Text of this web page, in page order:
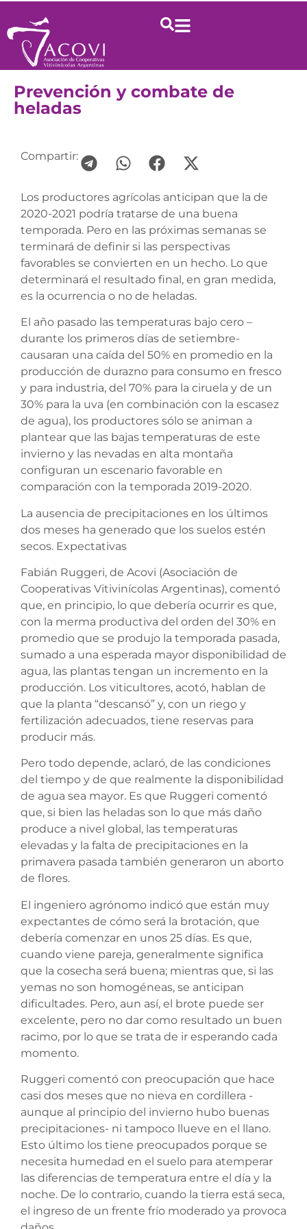
Prevención y combate de
heladas
Compartir:
Los productores agrícolas anticipan que la de
2020-2021 podría tratarse de una buena
temporada. Pero en las próximas semanas se
terminará de definir si las perspectivas
favorables se convierten en un hecho. Lo que
determinará el resultado final, en gran medida,
es la ocurrencia o no de heladas.
El año pasado las temperaturas bajo cero –
durante los primeros días de setiembre-
causaran una caída del 50% en promedio en la
producción de durazno para consumo en fresco
y para industria, del 70% para la ciruela y de un
30% para la uva (en combinación con la escasez
de agua), los productores sólo se animan a
plantear que las bajas temperaturas de este
invierno y las nevadas en alta montaña
configuran un escenario favorable en
comparación con la temporada 2019-2020.
La ausencia de precipitaciones en los últimos
dos meses ha generado que los suelos estén
secos. Expectativas
Fabián Ruggeri, de Acovi (Asociación de
Cooperativas Vitivinícolas Argentinas), comentó
que, en principio, lo que debería ocurrir es que,
con la merma productiva del orden del 30% en
promedio que se produjo la temporada pasada,
sumado a una esperada mayor disponibilidad de
agua, las plantas tengan un incremento en la
producción. Los viticultores, acotó, hablan de
que la planta “descansó” y, con un riego y
fertilización adecuados, tiene reservas para
producir más.
Pero todo depende, aclaró, de las condiciones
del tiempo y de que realmente la disponibilidad
de agua sea mayor. Es que Ruggeri comentó
que, si bien las heladas son lo que más daño
produce a nivel global, las temperaturas
elevadas y la falta de precipitaciones en la
primavera pasada también generaron un aborto
de flores.
El ingeniero agrónomo indicó que están muy
expectantes de cómo será la brotación, que
debería comenzar en unos 25 días. Es que,
cuando viene pareja, generalmente significa
que la cosecha será buena; mientras que, si las
yemas no son homogéneas, se anticipan
dificultades. Pero, aun así, el brote puede ser
excelente, pero no dar como resultado un buen
racimo, por lo que se trata de ir esperando cada
momento.
Ruggeri comentó con preocupación que hace
casi dos meses que no nieva en cordillera -
aunque al principio del invierno hubo buenas
precipitaciones- ni tampoco llueve en el llano.
Esto último los tiene preocupados porque se
necesita humedad en el suelo para atemperar
las diferencias de temperatura entre el día y la
noche. De lo contrario, cuando la tierra está seca,
el ingreso de un frente frío moderado ya provoca